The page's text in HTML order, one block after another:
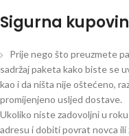
Sigurna
Prije nego što preuzmete
sadržaj paketa kako biste se
kao i da ništa nije oštećeno,
promijenjeno usljed dostave.
Ukoliko niste zadovoljni u
adresu i dobiti povrat novca